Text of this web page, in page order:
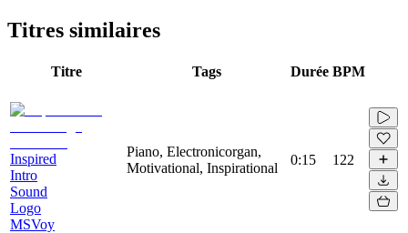
Titres similaires
Titre Tags Durée BPM
Inspired
Intro
Sound
Logo
MSVoy
Piano, Electronicorgan,
Motivational, Inspirational
0:15 122